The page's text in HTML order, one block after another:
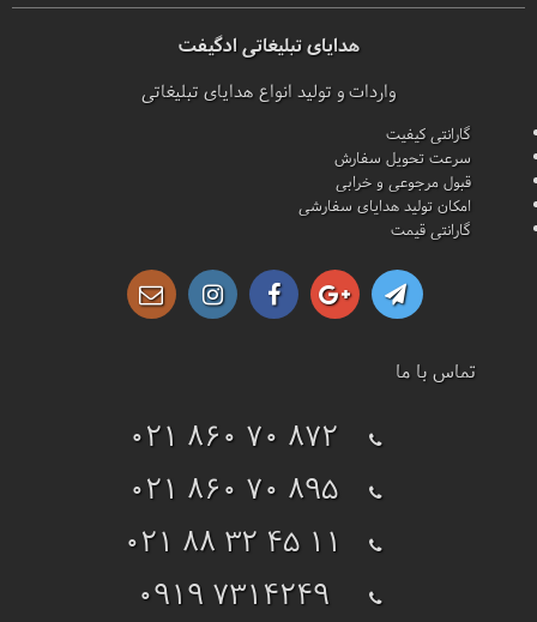
هدایای تبلیغاتی ادگیفت
واردات و تولید انواع هدایای تبلیغاتی
گارانتی کیفیت
سرعت تحویل سفارش
قبول مرجوعی و خرابی
امکان تولید هدایای سفارشی
گارانتی قیمت
تماس با ما
021 860 70 872
021 860 70 895
021 88 32 45 11
0919 7314249